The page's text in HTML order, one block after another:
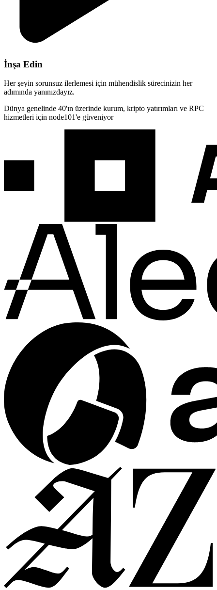
İnşa Edin
Her şeyin sorunsuz ilerlemesi için mühendislik sürecinizin her
adımında yanınızdayız.
Dünya genelinde 40'ın üzerinde kurum, kripto yatırımları ve RPC
hizmetleri için node101'e güveniyor